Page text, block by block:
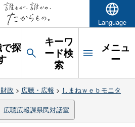
Language
探
キーワ
ード検
索
メニュ
ー
政 > 広聴・広報 > しまねｗｅｂモニタ
広聴広報課県民対話室